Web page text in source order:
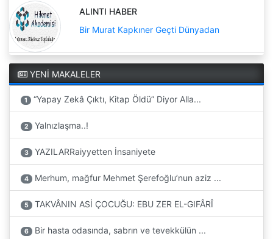
ALINTI HABER
Bir Murat Kapkıner Geçti Dünyadan
YENİ MAKALELER
1 “Yapay Zekâ Çıktı, Kitap Öldü” Diyor Alla...
2 Yalnızlaşma..!
3 YAZILARRaiyyetten İnsaniyete
4 Merhum, mağfur Mehmet Şerefoğlu’nun aziz ...
5 TAKVÂNIN ASİ ÇOCUĞU: EBU ZER EL-GIFÂRÎ
6 Bir hasta odasında, sabrın ve tevekkülün ...